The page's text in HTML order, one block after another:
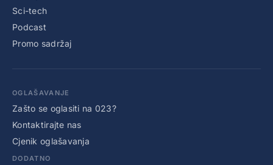
Sci-tech
Podcast
Promo sadržaj
OGLAŠAVANJE
Zašto se oglasiti na 023?
Kontaktirajte nas
Cjenik oglašavanja
DODATNO